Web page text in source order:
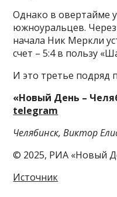
Однако в овертайме
южноуральцев. Через
начала Ник Меркли
счет – 5:4 в пользу
И это третье подряд
«Новый День –
telegram
Челябинск, Виктор
© 2025, РИА «Новый
Источник